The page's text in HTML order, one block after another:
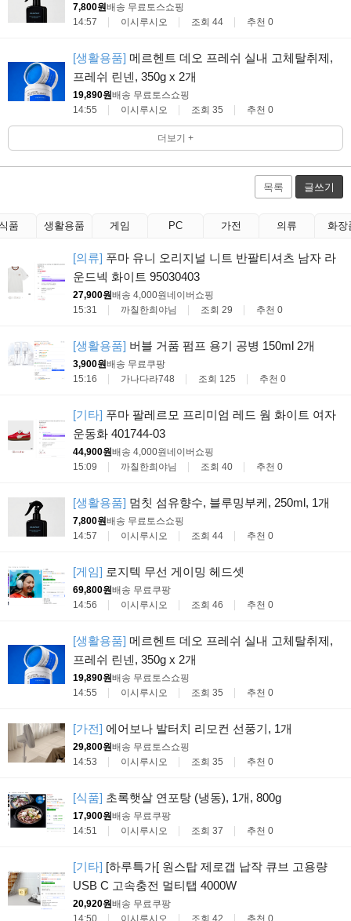
7,800원배송 무료 토스쇼핑
14:57
이시루시오 조회 44 추천 0
[생활용품] 메르헨트 데오 프레쉬 실내 고체탈취제,
프레쉬 린넨, 350g x 2개
19,890원배송 무료 토스쇼핑
14:55
이시루시오 조회 35 추천 0
더보기 +
목록 글쓰기
품 생활용품 게임 PC 가전 의류 화장
[의류] 푸마 유니 오리지널 니트 반팔티셔츠 남자 라
운드넥 화이트 95030403
27,900원배송 4,000원네이버쇼핑
15:31
까칠한희야님 조회 29 추천 0
[생활용품] 버블 거품 펌프 용기 공병 150ml 2개
3,900원배송 무료 쿠팡
15:16
가나다라748 조회 125 추천 0
[기타] 푸마 팔레르모 프리미엄 레드 웜 화이트 여자
운동화 401744-03
44,900원배송 4,000원네이버쇼핑
15:09
까칠한희야님 조회 40 추천 0
[생활용품] 멈칫 섬유향수, 블루밍부케, 250ml, 1개
7,800원배송 무료 토스쇼핑
14:57
이시루시오 조회 44 추천 0
[게임] 로지텍 무선 게이밍 헤드셋
69,800원배송 무료 쿠팡
14:56
이시루시오 조회 46 추천 0
[생활용품] 메르헨트 데오 프레쉬 실내 고체탈취제,
프레쉬 린넨, 350g x 2개
19,890원배송 무료 토스쇼핑
14:55
이시루시오 조회 35 추천 0
[가전] 에어보나 발터치 리모컨 선풍기, 1개
29,800원배송 무료 토스쇼핑
14:53
이시루시오 조회 35 추천 0
[식품] 초록햇살 연포탕 (냉동), 1개, 800g
17,900원배송 무료 쿠팡
14:51
이시루시오 조회 37 추천 0
[기타] [하루특가[ 원스탑 제로갭 납작 큐브 고용량
USB C 고속충전 멀티탭 4000W
20,920원배송 무료 쿠팡
14:50
이시루시오 조회 42 추천 0